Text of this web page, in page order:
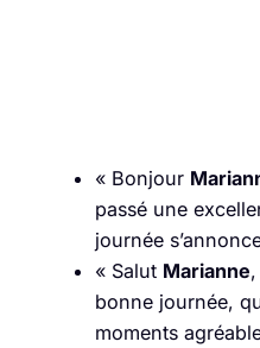
« Bonjour
passé une
journée
« Salut Marianne
bonne journée,
moments